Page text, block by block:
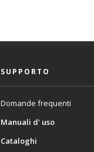
SUPPORTO
Domande frequenti
Manuali d' uso
Cataloghi